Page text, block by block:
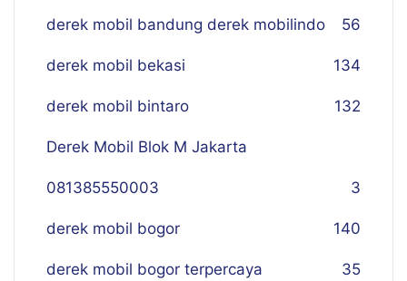
derek mobil bandung derek mobilindo 56
derek mobil bekasi 134
derek mobil bintaro 132
Derek Mobil Blok M Jakarta
081385550003 3
derek mobil bogor 140
derek mobil bogor terpercaya 35